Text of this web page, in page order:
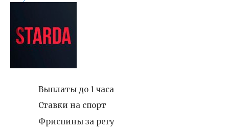
Выплаты до 1 часа
Ставки на спорт
Фриспины за регу